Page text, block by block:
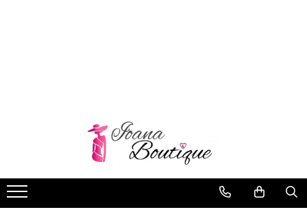
Chiloti clasici
Chiloti tanga